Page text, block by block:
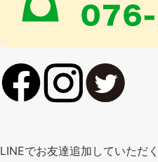
LINEでお友達追加していただ